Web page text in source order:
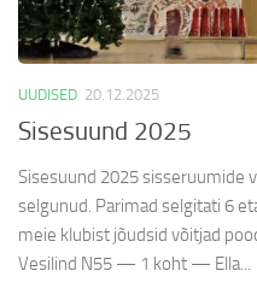
UUDISED 20.12.2025
Sisesuund 2025
Sisesuund 2025 sisseruumide
selgunud. Parimad selgitati 6
meie klubist jõudsid võitjad
Vesilind N55 — 1 koht — Ella...